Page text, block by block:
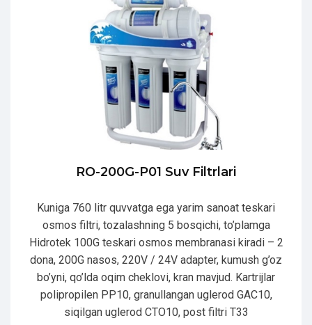
RO-200G-P01 Suv Filtrlari
Kuniga 760 litr quvvatga ega yarim sanoat teskari
osmos filtri, tozalashning 5 bosqichi, to’plamga
Hidrotek 100G teskari osmos membranasi kiradi – 2
dona, 200G nasos, 220V / 24V adapter, kumush g’oz
bo’yni, qo’lda oqim cheklovi, kran mavjud. Kartrijlar
polipropilen PP10, granullangan uglerod GAC10,
siqilgan uglerod CTO10, post filtri T33